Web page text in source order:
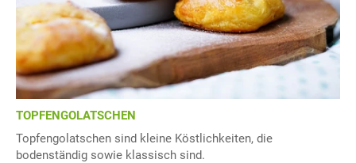
TOPFENGOLATSCHEN
Topfengolatschen sind kleine Köstlichkeiten, die
bodenständig sowie klassisch sind.